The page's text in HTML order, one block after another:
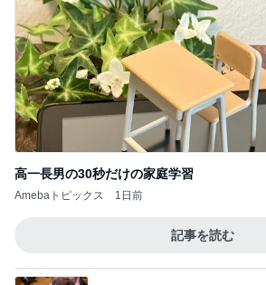
高一長男の30秒だけの家庭学習
Amebaトピックス 1日前
記事を読む